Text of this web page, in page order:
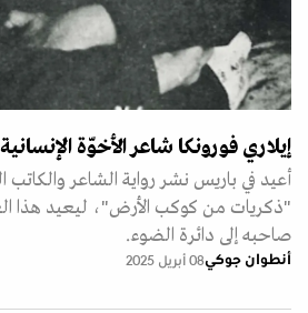
إيلاري فورونكا شاعر الأخوّة
أعيد في باريس نشر رواية الشاعر والكاتب
"ذكريات من كوكب الأرض"، ليعيد هذا
صاحبه إلى دائرة الضوء.
أنطوان جوكي08 أبريل 2025